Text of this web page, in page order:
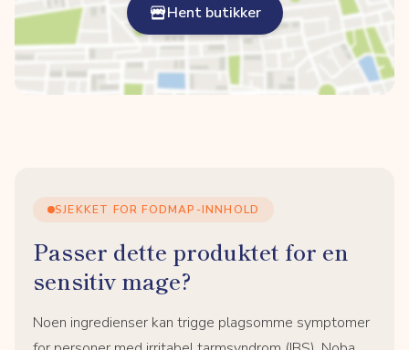
Hent butikker
SJEKKET FOR FODMAP-INNHOLD
Passer dette produktet for en
sensitiv mage?
Noen ingredienser kan trigge plagsomme symptomer